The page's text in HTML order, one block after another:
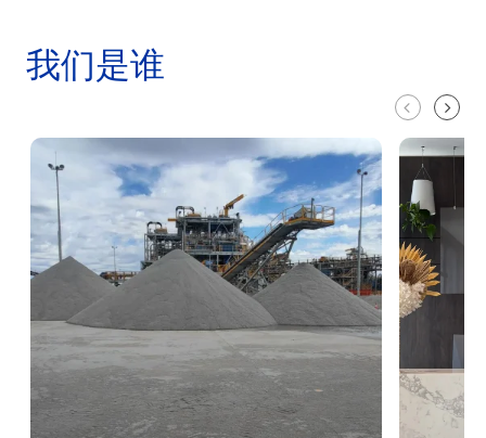
我们是谁
关
于
们
SQM
International
Lithium
立
于
2024
年，
了
解
更
多